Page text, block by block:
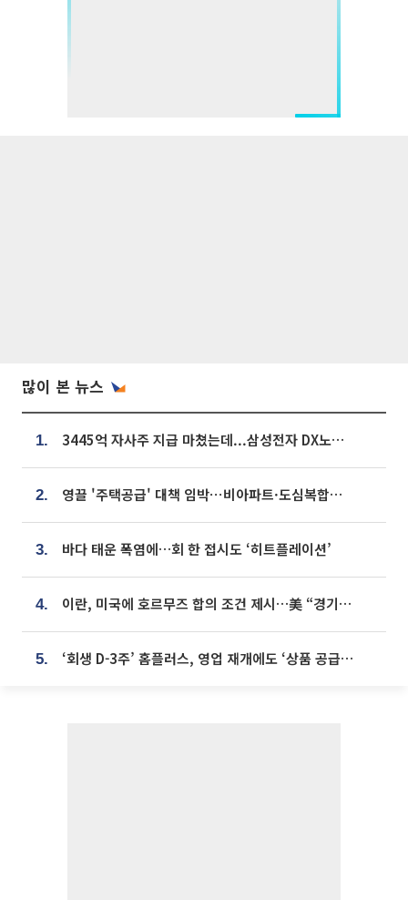
많이 본 뉴스
1. 3445억 자사주 지급 마쳤는데...삼성전자 DX노조, 뒤늦은 '떼쓰기 집회'
2. 영끌 '주택공급' 대책 임박⋯비아파트·도심복합까지 총동원
3. 바다 태운 폭염에…회 한 접시도 ‘히트플레이션’
4. 이란, 미국에 호르무즈 합의 조건 제시…美 “경기 아직 안 끝나” [종합]
5. ‘회생 D-3주’ 홈플러스, 영업 재개에도 ‘상품 공급망’ 복구가 생존 관건